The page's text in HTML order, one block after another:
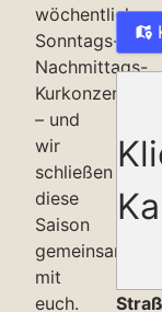
wöchentlichen
Sonntags-
Nachmittags-
Kurkonzerte
– und
wir
schließen
diese
Saison
gemeinsam
mit
euch.